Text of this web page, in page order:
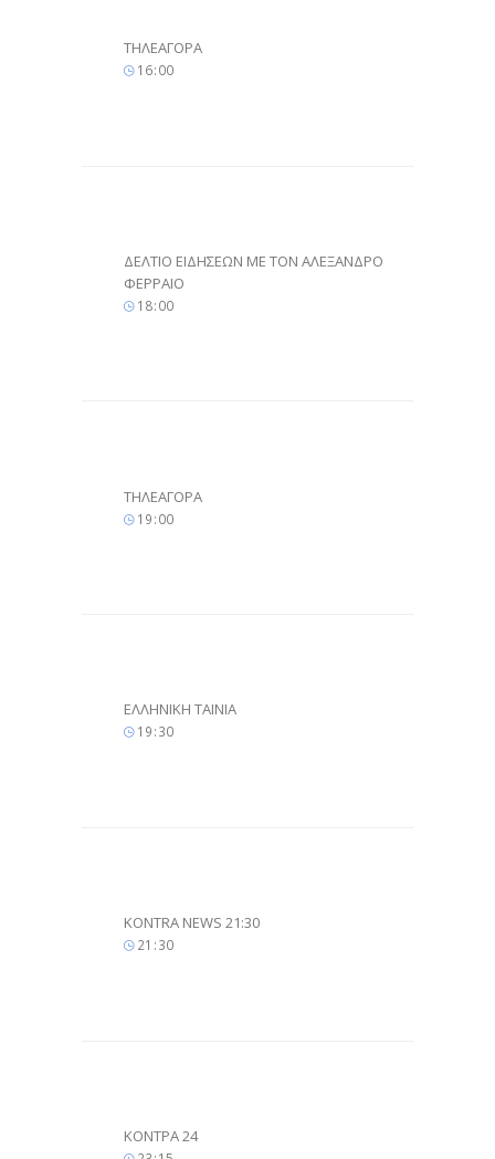
ΤΗΛΕΑΓΟΡΑ
16:00
ΔΕΛΤΙΟ ΕΙΔΗΣΕΩΝ ΜΕ ΤΟΝ ΑΛΕΞΑΝΔΡΟ
ΦΕΡΡΑΙΟ
18:00
ΤΗΛΕΑΓΟΡΑ
19:00
ΕΛΛΗΝΙΚΗ ΤΑΙΝΙΑ
19:30
KONTRA NEWS 21:30
21 :30
ΚΟΝΤΡΑ 24